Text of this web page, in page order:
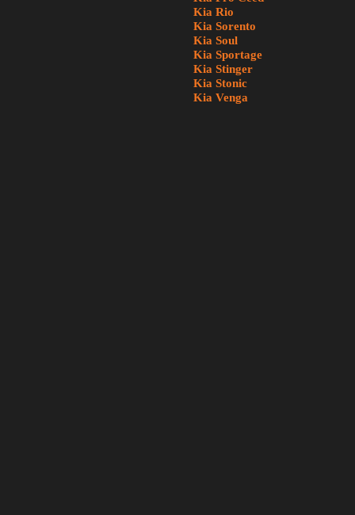
Kia Rio
Kia Sorento
Kia Soul
Kia Sportage
Kia Stinger
Kia Stonic
Kia Venga